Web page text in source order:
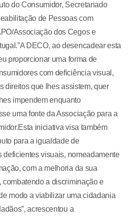
do Consumidor, Secretariado
de Pessoas com
Associação dos Cegos e
DECO, ao desencadear esta
proporcionar uma forma de
com deficiência visual,
direitos que lhes assistem, quer
impendem enquanto
uma fonte da Associação para a
iniciativa visa também
para a igualdade de
deficientes visuais, nomeadamente
com a melhoria da sua
combatendo a discriminação e
modo a viabilizar uma cidadania
acrescentou a